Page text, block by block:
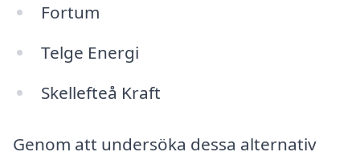
Fortum
Telge Energi
Skellefteå Kraft
Genom att undersöka dessa alternativ